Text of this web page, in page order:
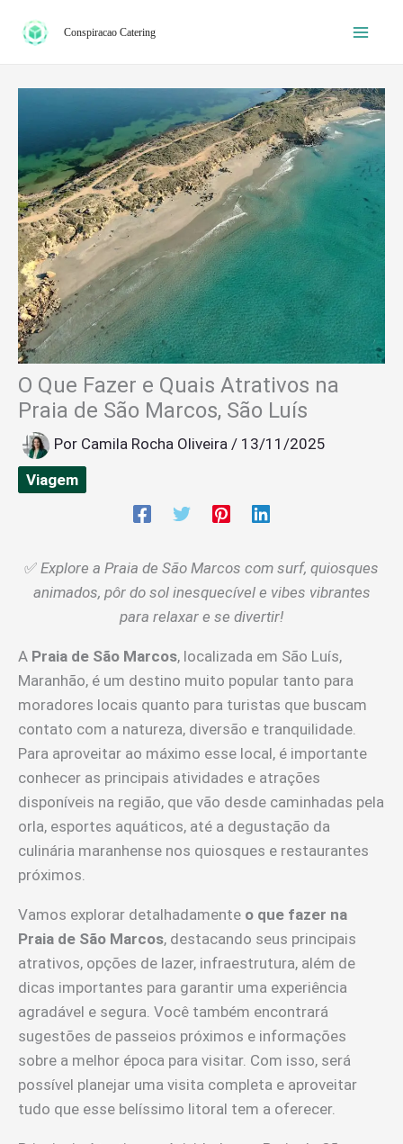
para
conteúdo
Conspiracao Catering
O Que Fazer e Quais Atrativos na
Praia de São Marcos, São Luís
Por Camila Rocha Oliveira / 13/11/2025
Viagem
✅ Explore a Praia de São Marcos com surf, quiosques
animados, pôr do sol inesquecível e vibes vibrantes
para relaxar e se divertir!
A Praia de São Marcos, localizada em São Luís,
Maranhão, é um destino muito popular tanto para
moradores locais quanto para turistas que buscam
contato com a natureza, diversão e tranquilidade.
Para aproveitar ao máximo esse local, é importante
conhecer as principais atividades e atrações
disponíveis na região, que vão desde caminhadas pela
orla, esportes aquáticos, até a degustação da
culinária maranhense nos quiosques e restaurantes
próximos.
Vamos explorar detalhadamente o que fazer na
Praia de São Marcos, destacando seus principais
atrativos, opções de lazer, infraestrutura, além de
dicas importantes para garantir uma experiência
agradável e segura. Você também encontrará
sugestões de passeios próximos e informações
sobre a melhor época para visitar. Com isso, será
possível planejar uma visita completa e aproveitar
tudo que esse belíssimo litoral tem a oferecer.